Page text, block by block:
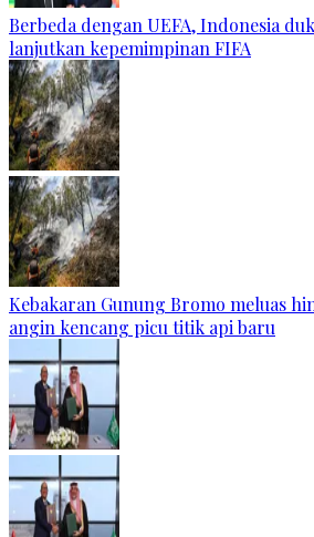
Berbeda dengan UEFA, Indonesia
lanjutkan kepemimpinan FIFA
Kebakaran Gunung Bromo meluas
angin kencang picu titik api baru